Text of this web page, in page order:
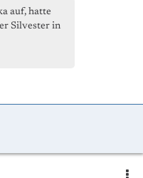
auf, hatte
Silvester in